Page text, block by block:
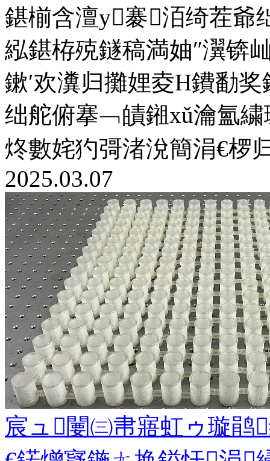
鍖椾含澶у褰洦绮茬爺
紭鍖栫殑鐩稿満妯″瀷锛
鏉′欢瀵归攤娌夌Н鐨勫
绌舵俯搴﹁皟鎺хǔ瀹氳
炵數姹犳彁渚涗簡涓€椤
2025.03.07
宸ュ闄㈢帇寤虹ゥ璇鹃